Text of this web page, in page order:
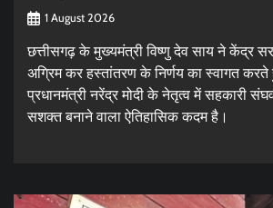
1 August 2026
छत्तीसगढ़ के मुख्यमंत्री विष्णु देव साय ने केंद्र
अग्रिम कर हस्तांतरण के निर्णय का स्वागत
प्रधानमंत्री नरेंद्र मोदी के नेतृत्व में सहकारी
सशक्त बनाने वाला ऐतिहासिक कदम है।